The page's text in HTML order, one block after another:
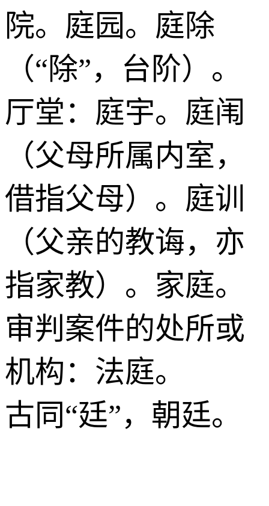
院。庭园。庭除
（“除”，台阶）。
厅堂：庭宇。庭闱
（父母所属内室，
借指父母）。庭训
（父亲的教诲，亦
指家教）。家庭。
审判案件的处所或
机构：法庭。
古同“廷”，朝廷。